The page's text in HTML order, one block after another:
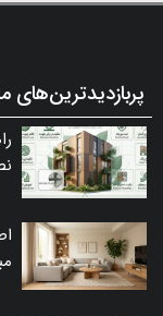
پربازدیدترین‌های ماه